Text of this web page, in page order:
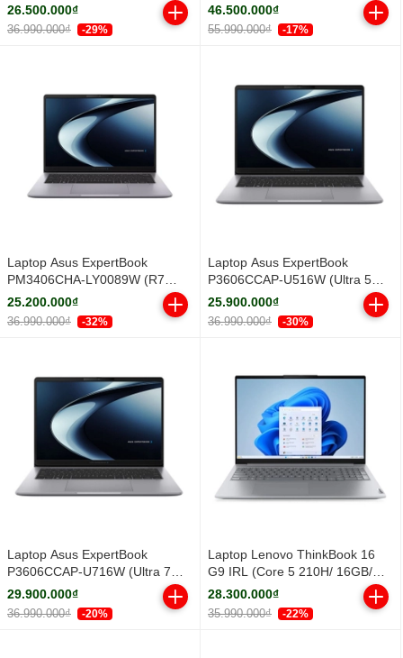
240H/ 16GB/ 512GB SSD/ 16
inch WUXGA/ Win11/ Silver/ Vỏ
nhôm)
26.500.000₫
36.990.000₫ -29%
512GB SSD/ 14 inch WUXGA/
NoOS/ Black/ Vỏ nhôm/ 3Y)
46.500.000₫
55.990.000₫ -17%
Laptop Asus ExpertBook
PM3406CHA-LY0089W (R7
8840HS/ 16GB/ 512GB SSD/ 14
inch WUXGA/ Win11/ Grey/ Vỏ
nhôm)
25.200.000₫
36.990.000₫ -32%
Laptop Asus ExpertBook
P3606CCAP-U516W (Ultra 5
225H/ 16GB/ 512GB SSD/ 16
inch WUXGA/ Win11/ Grey)
25.900.000₫
36.990.000₫ -30%
Laptop Asus ExpertBook
P3606CCAP-U716W (Ultra 7
255H/ 16GB/ 512GB SSD/ 16
inch WUXGA/ Win11/ Grey)
29.900.000₫
36.990.000₫ -20%
Laptop Lenovo ThinkBook 16
G9 IRL (Core 5 210H/ 16GB/
512GB SSD/ 16 inch WUXGA/
Win11/ Grey/ Vỏ nhôm/ 2Y)
28.300.000₫
35.990.000₫ -22%